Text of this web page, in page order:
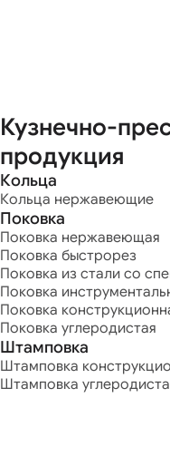
Кузнечно-
продукция
Кольца
Кольца нержавеющие
Поковка
Поковка нержавеющая
Поковка быстрорез
Поковка из стали со
Поковка
Поковка
Поковка углеродистая
Штамповка
Штамповка
Штамповка